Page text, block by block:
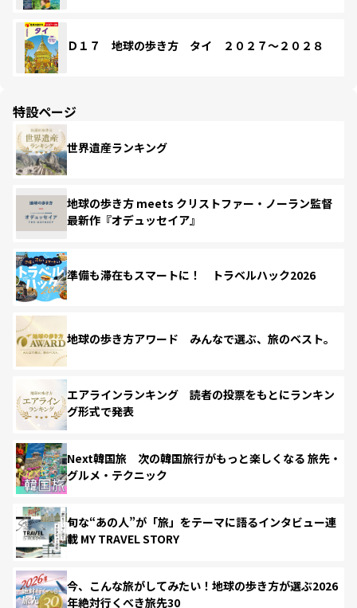
Ｄ１７ 地球の歩き方 タイ ２０２７～２０２８
特設ページ
世界遺産ランキング
地球の歩き方 meets クリストファー・ノーラン監督
最新作『オデュッセイア』
準備も滞在もスマートに！ トラベルハック2026
地球の歩き方アワード みんなで選ぶ、旅のベスト。
エアラインランキング 読者の投票をもとにランキン
グ形式で発表
Next韓国旅 次の韓国旅行がもっと楽しくなる 旅先・
グルメ・テクニック
旬な“あの人”が「旅」をテーマに語るインタビュー連
載 MY TRAVEL STORY
今、こんな旅がしてみたい！地球の歩き方が選ぶ2026
年絶対行くべき旅先30